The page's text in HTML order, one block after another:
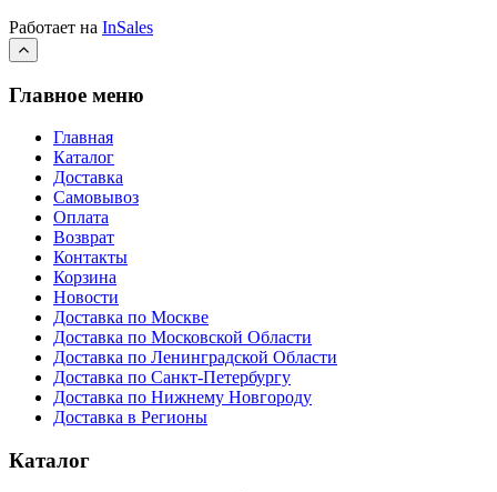
Работает на InSales
Главное меню
Главная
Каталог
Доставка
Самовывоз
Оплата
Возврат
Контакты
Корзина
Новости
Доставка по Москве
Доставка по Московской Области
Доставка по Ленинградской Области
Доставка по Санкт-Петербургу
Доставка по Нижнему Новгороду
Доставка в Регионы
Каталог